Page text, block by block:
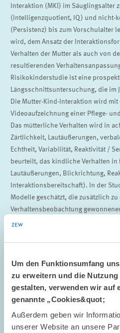
Um den Funktionsumfang
zu erweitern und die
gestalten, verwenden wir auf
genannte „Cookies&quot;
Außerdem geben wir
unserer Website an unsere
Interaktion (MKI) im Säuglingsalter
(Intelligenzquotient, IQ) und nicht-
(Persistenz) bis zum Vorschulalter
wird, dem Ansatz der
Verhalten der Mutter als auch von
resultierenden
Risikokinderstudie ist eine
Längsschnittsuntersuchung, die im
Die Mutter-Kind-Interaktion wird
Videoaufzeichnung einer Pflege-
Das mütterliche Verhalten wird in
Zärtlichkeit, Lautäußerungen,
Echtheit, Variabilität, Reaktivität /
beurteilt, das kindliche Verhalten
Lautäußerungen, Blickrichtung,
Interaktionsbereitschaft). In der
Modelle geschätzt, die zusätzlich zu
Verhaltensbeobachtung
psychosoziale und organische
Feinfühligkeit der Mutter und
Prognose des IQ bis zum
Mutter trägt ferner zur Prognose der
bei. Aus methodischer Sicht ergibt
unserer Studie, dass die
aus einer zehnminütigen